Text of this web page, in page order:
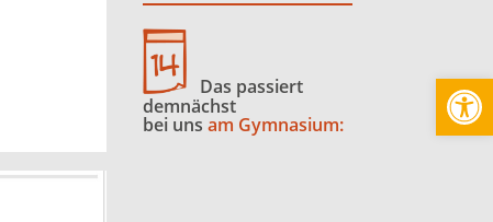
Das passiert
demnächst
bei uns am Gymnasium: